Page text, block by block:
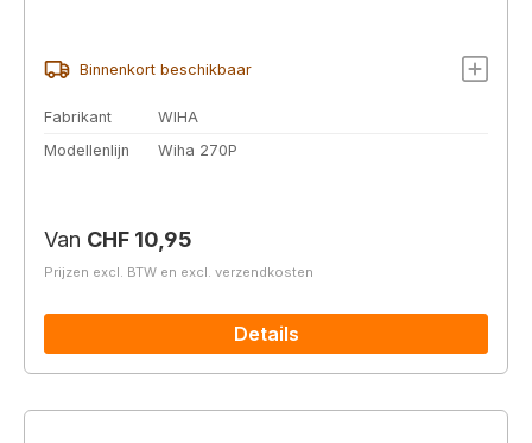
Binnenkort beschikbaar
Fabrikant
WIHA
Modellenlijn
Wiha 270P
Normale prijs:
Van CHF 10,95
Prijzen excl. BTW en excl. verzendkosten
Details